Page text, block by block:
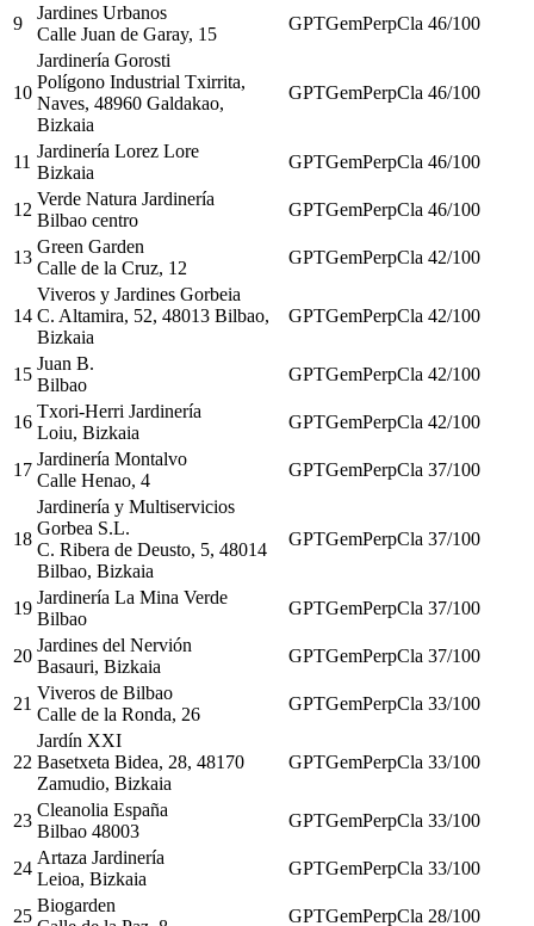
9
Jardines Urbanos
Calle Juan de Garay, 15
GPTGemPerpCla 46/100
10
Jardinería Gorosti
Polígono Industrial Txirrita,
Naves, 48960 Galdakao,
Bizkaia
GPTGemPerpCla 46/100
11
Jardinería Lorez Lore
Bizkaia
GPTGemPerpCla 46/100
12
Verde Natura Jardinería
Bilbao centro
GPTGemPerpCla 46/100
13
Green Garden
Calle de la Cruz, 12
GPTGemPerpCla 42/100
14
Viveros y Jardines Gorbeia
C. Altamira, 52, 48013 Bilbao,
Bizkaia
GPTGemPerpCla 42/100
15
Juan B.
Bilbao
GPTGemPerpCla 42/100
16
Txori-Herri Jardinería
Loiu, Bizkaia
GPTGemPerpCla 42/100
17
Jardinería Montalvo
Calle Henao, 4
GPTGemPerpCla 37/100
18
Jardinería y Multiservicios
Gorbea S.L.
C. Ribera de Deusto, 5, 48014
Bilbao, Bizkaia
GPTGemPerpCla 37/100
19
Jardinería La Mina Verde
Bilbao
GPTGemPerpCla 37/100
20
Jardines del Nervión
Basauri, Bizkaia
GPTGemPerpCla 37/100
21
Viveros de Bilbao
Calle de la Ronda, 26
GPTGemPerpCla 33/100
22
Jardín XXI
Basetxeta Bidea, 28, 48170
Zamudio, Bizkaia
GPTGemPerpCla 33/100
23
Cleanolia España
Bilbao 48003
GPTGemPerpCla 33/100
24
Artaza Jardinería
Leioa, Bizkaia
GPTGemPerpCla 33/100
25
Biogarden
GPTGemPerpCla 28/100